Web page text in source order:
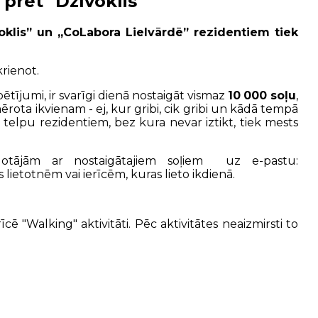
un „CoLabora Lielvārdē” rezidentiem tiek
ir svarīgi dienā nostaigāt vismaz 10 000 soļu,
ikvienam - ej, kur gribi, cik gribi un kādā tempā
rezidentiem, bez kura nevar iztikt, tiek mests
ar nostaigātajiem soļiem uz e-pastu:
lietotnēm vai ierīcēm, kuras lieto ikdienā.
"Walking" aktivitāti. Pēc aktivitātes neaizmirsti to